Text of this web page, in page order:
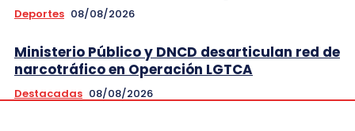
Deportes 08/08/2026
Ministerio Público y DNCD desarticulan red de
narcotráfico en Operación LGTCA
Destacadas 08/08/2026